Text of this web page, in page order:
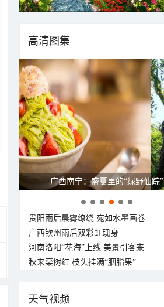
高清图集
广西南宁：盛夏里的“绿野仙踪”
贵阳雨后晨雾缭绕 宛如水墨画卷
广西钦州雨后双彩虹现身
河南洛阳“花海”上线 美景引客来
秋来栾树红 枝头挂满“胭脂果”
天气视频